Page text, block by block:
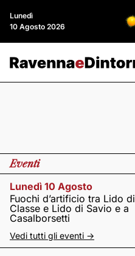
Lunedì
10 Agosto 2026
Eventi
Lunedì 10 Agosto
Fuochi d’artificio tra Lido di
Classe e Lido di Savio e a
Casalborsetti
Vedi tutti gli eventi ->